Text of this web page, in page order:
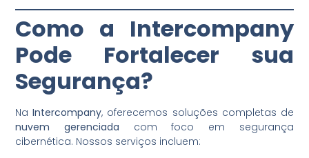
Como a Intercompany
Pode Fortalecer sua
Segurança?
NaIntercompany, oferecemos soluções completas de
nuvem gerenciada com foco em segurança
cibernética. Nossos serviços incluem: